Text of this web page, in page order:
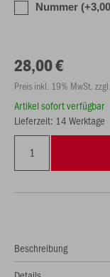
Nummer
28,00 €
Preis inkl. 19% MwSt.
Artikel sofort verfügbar
Lieferzeit: 14 Werktage
Beschreibung